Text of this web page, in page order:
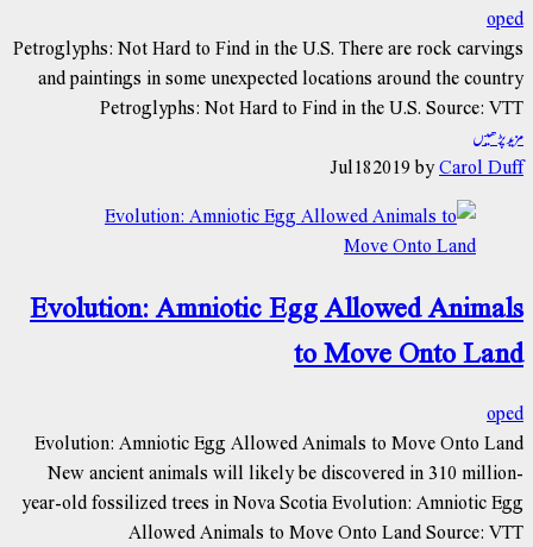
oped
Petroglyphs: Not Hard to Find in the U.S. There are rock carvings
and paintings in some unexpected locations around the country
Petroglyphs: Not Hard to Find in the U.S. Source: VTT
مزید پڑھیں
Jul182019 byCarol Duff
Evolution: Amniotic Egg Allowed Animals
to Move Onto Land
oped
Evolution: Amniotic Egg Allowed Animals to Move Onto Land
New ancient animals will likely be discovered in 310 million-
year-old fossilized trees in Nova Scotia Evolution: Amniotic Egg
Allowed Animals to Move Onto Land Source: VTT